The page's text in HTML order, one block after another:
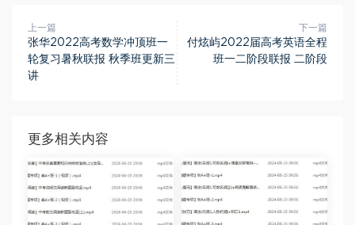
上一篇
张华2022高考数学冲顶班一
轮复习暑秋联报 秋季班更新三
讲
下一篇
付炫屿2022届高考英语全程
班一二阶段联报 二阶段
更多相关内容